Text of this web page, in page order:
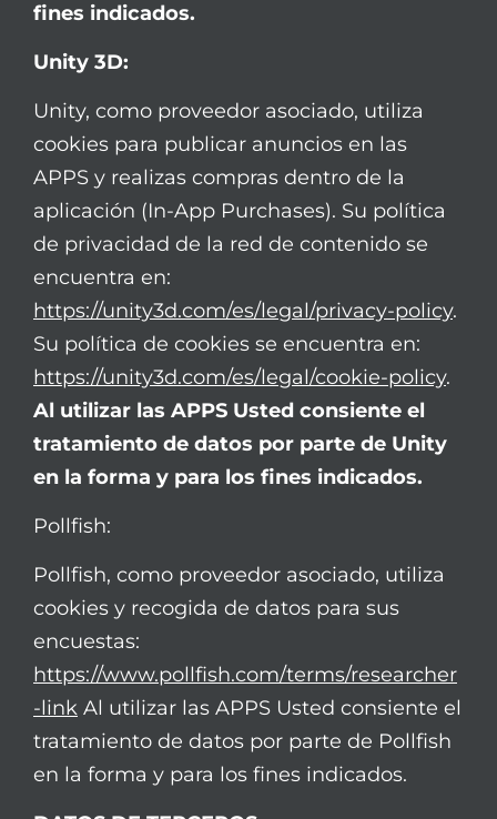
fines indicados.
Unity 3D:
Unity, como proveedor asociado, utiliza
cookies para publicar anuncios en las
APPS y realizas compras dentro de la
aplicación (In-App Purchases). Su política
de privacidad de la red de contenido se
encuentra en:
https://unity3d.com/es/legal/privacy-policy.
Su política de cookies se encuentra en:
https://unity3d.com/es/legal/cookie-policy.
Al utilizar las APPS Usted consiente el
tratamiento de datos por parte de Unity
en la forma y para los fines indicados.
Pollfish:
Pollfish, como proveedor asociado, utiliza
cookies y recogida de datos para sus
encuestas:
https://www.pollfish.com/terms/researcher
-link Al utilizar las APPS Usted consiente el
tratamiento de datos por parte de Pollfish
en la forma y para los fines indicados.